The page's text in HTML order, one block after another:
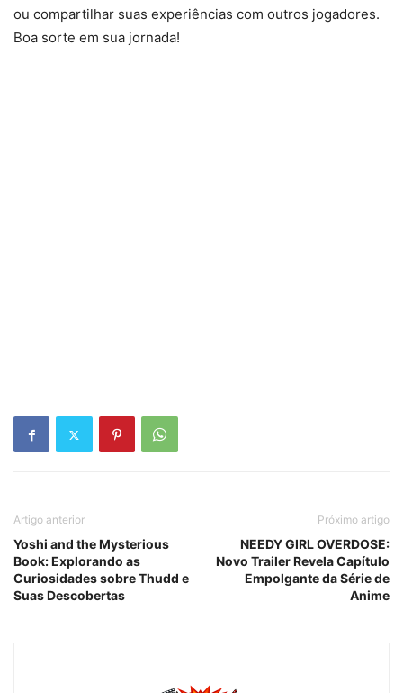
ou compartilhar suas experiências com outros jogadores.
Boa sorte em sua jornada!
Artigo anterior
Yoshi and the Mysterious
Book: Explorando as
Curiosidades sobre Thudd e
Suas Descobertas
Próximo artigo
NEEDY GIRL OVERDOSE:
Novo Trailer Revela Capítulo
Empolgante da Série de
Anime